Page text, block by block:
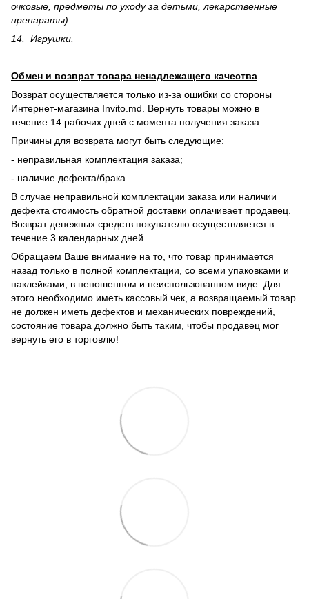
очковые, предметы по уходу за детьми, лекарственные
препараты).
14. Игрушки.
Обмен и возврат товара ненадлежащего качества
Возврат осуществляется только из-за ошибки со стороны
Интернет-магазина Invito.md. Вернуть товары можно в
течение 14 рабочих дней с момента получения заказа.
Причины для возврата могут быть следующие:
- неправильная комплектация заказа;
- наличие дефекта/брака.
В случае неправильной комплектации заказа или наличии
дефекта стоимость обратной доставки оплачивает продавец.
Возврат денежных средств покупателю осуществляется в
течение 3 календарных дней.
Обращаем Ваше внимание на то, что товар принимается
назад только в полной комплектации, со всеми упаковками и
наклейками, в неношенном и неиспользованном виде. Для
этого необходимо иметь кассовый чек, а возвращаемый товар
не должен иметь дефектов и механических повреждений,
состояние товара должно быть таким, чтобы продавец мог
вернуть его в торговлю!